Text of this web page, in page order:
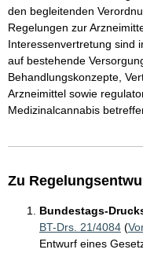
den begleitenden
Regelungen zur
Interessenvertretung sind
auf bestehende
Behandlungskonzepte,
Arzneimittel sowie
Medizinalcannabis
Zu
Bundestags-
BT-Drs. 21/4084 (
Entwurf eines